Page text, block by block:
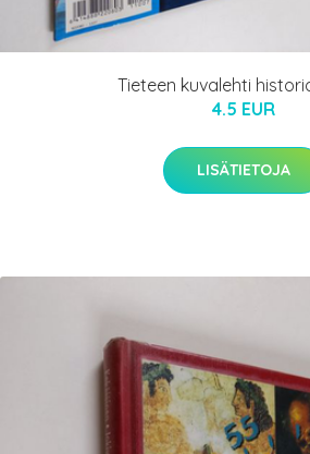
Tieteen kuvalehti
4.5 EUR
LISÄTIETOJA